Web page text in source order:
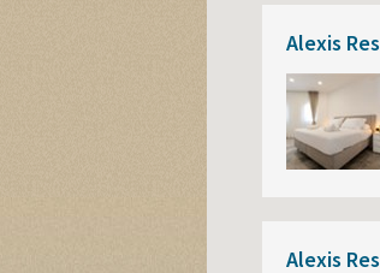
Alexis
Alexis